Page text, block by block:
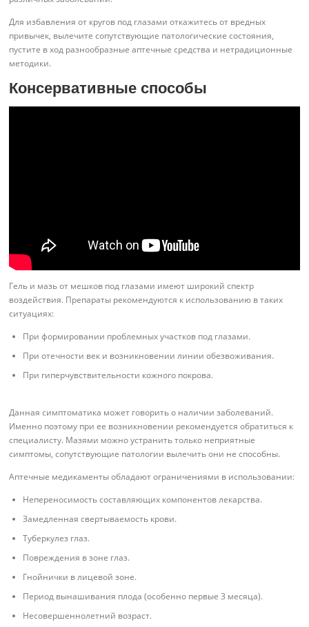
Для избавления от кругов под глазами откажитесь от вредных
привычек, вылечите сопутствующие патологические состояния,
пустите в ход разнообразные аптечные средства и нетрадиционные
методики.
Консервативные способы
Гель и мазь от мешков под глазами имеют широкий спектр
воздействия. Препараты рекомендуются к использованию в таких
ситуациях:
При формировании проблемных участков под глазами.
При отечности век и возникновении линии обезвоживания.
При гиперчувствительности кожного покрова.
Данная симптоматика может говорить о наличии заболеваний.
Именно поэтому при ее возникновении рекомендуется обратиться к
специалисту. Мазями можно устранить только неприятные
симптомы, сопутствующие патологии вылечить они не способны.
Аптечные медикаменты обладают ограничениями в использовании:
Непереносимость составляющих компонентов лекарства.
Замедленная свертываемость крови.
Туберкулез глаз.
Повреждения в зоне глаз.
Гнойнички в лицевой зоне.
Период вынашивания плода (особенно первые 3 месяца).
Несовершеннолетний возраст.